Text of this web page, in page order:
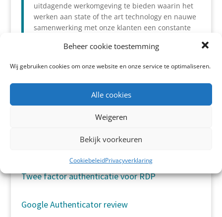
Beheer cookie toestemming
Wij gebruiken cookies om onze website en onze service te optimaliseren.
Alle cookies
Weigeren
Bekijk voorkeuren
CookiebeleidPrivacyverklaring
uitdagende werkomgeving te bieden waarin het
werken aan state of the art technology en nauwe
samenwerking met onze klanten een constante
Artikelen 2FA
ISO27001 en de 2FA KeyApp
Twee factor authenticatie voor RDP
Google Authenticator review